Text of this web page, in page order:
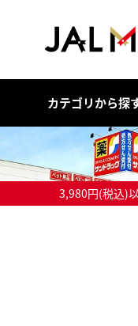
カテゴリから探
3,980円(税込)